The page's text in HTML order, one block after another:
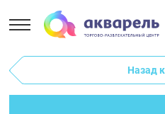
Назад